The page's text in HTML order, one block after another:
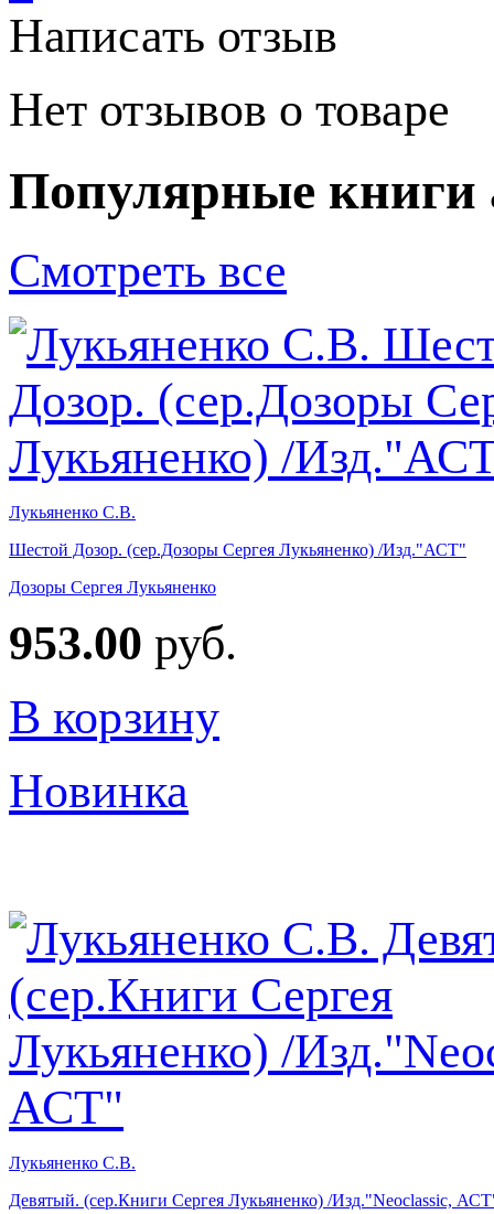
Написать отзыв
Нет отзывов о товаре
Популярные книги
Смотреть все
Лукьяненко С.В.
Шестой Дозор. (сер.Дозоры Сергея Лукьяненко) /Изд."АСТ"
Дозоры Сергея Лукьяненко
953.00 руб.
В корзину
Новинка
Лукьяненко С.В.
Девятый. (сер.Книги Сергея Лукьяненко) /Изд."Neoclassic,